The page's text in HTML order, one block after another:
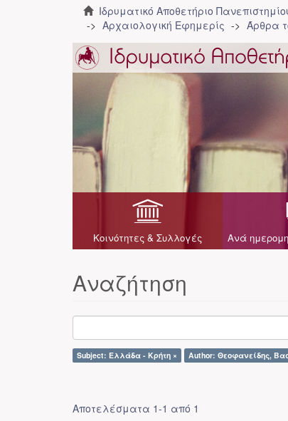
Ιδρυματικό Αποθετήριο
Αρχαιολογική Εφημερίς
Άρθρα
Κοινότητες & Συλλογές Ανά
Αναζήτηση
Subject: Ελλάδα - Κρήτη × Author: Θεοφανείδης,
Αποτελέσματα 1-1 από 1